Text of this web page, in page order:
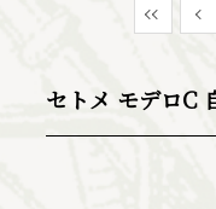
最初
セトメ モデロC